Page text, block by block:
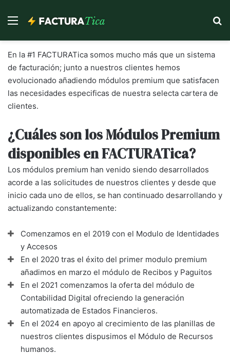
Menu
En la #1 FACTURATica somos mucho más que un sistema
de facturación; junto a nuestros clientes hemos
evolucionado añadiendo módulos premium que satisfacen
las necesidades especificas de nuestra selecta cartera de
clientes.
¿Cuáles son los Módulos Premium
disponibles en FACTURATica?
Los módulos premium han venido siendo desarrollados
acorde a las solicitudes de nuestros clientes y desde que
inicio cada uno de ellos, se han continuado desarrollando y
actualizando constantemente:
Comenzamos en el 2019 con el Modulo de Identidades
y Accesos
En el 2020 tras el éxito del primer modulo premium
añadimos en marzo el módulo de Recibos y Paguitos
En el 2021 comenzamos la oferta del módulo de
Contabilidad Digital ofreciendo la generación
automatizada de Estados Financieros.
En el 2024 en apoyo al crecimiento de las planillas de
nuestros clientes dispusimos el Módulo de Recursos
humanos.